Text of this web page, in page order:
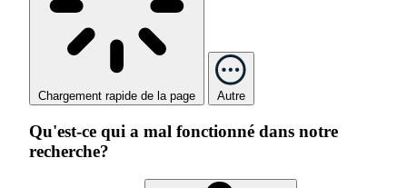
Chargement rapide de la page Autre
Qu'est-ce qui a mal fonctionné dans notre
recherche?